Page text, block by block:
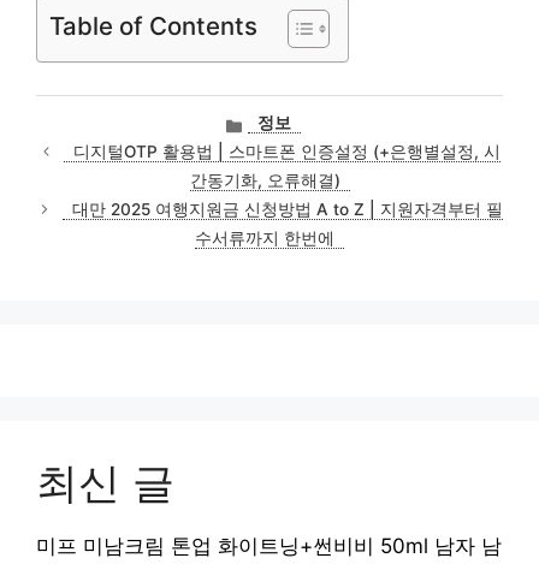
Table of Contents
카
테
고
리
정보
디지털OTP 활용법 | 스마트폰 인증설정 (+은행별설정, 시
간동기화, 오류해결)
대만 2025 여행지원금 신청방법 A to Z | 지원자격부터 필
수서류까지 한번에
최신 글
미프 미남크림 톤업 화이트닝+썬비비 50ml 남자 남